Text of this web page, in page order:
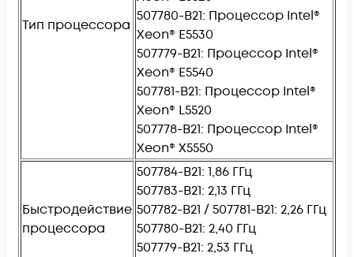
Тип процессора
507780-B21: Процессор Intel®
Xeon® E5530
507779-B21: Процессор Intel®
Xeon® E5540
507781-B21: Процессор Intel®
Xeon® L5520
507778-B21: Процессор Intel®
Xeon® X5550
Быстродействие
процессора
507784-B21: 1,86 ГГц
507783-B21: 2,13 ГГц
507782-B21 / 507781-B21: 2,26 ГГц
507780-B21: 2,40 ГГц
507779-B21: 2,53 ГГц